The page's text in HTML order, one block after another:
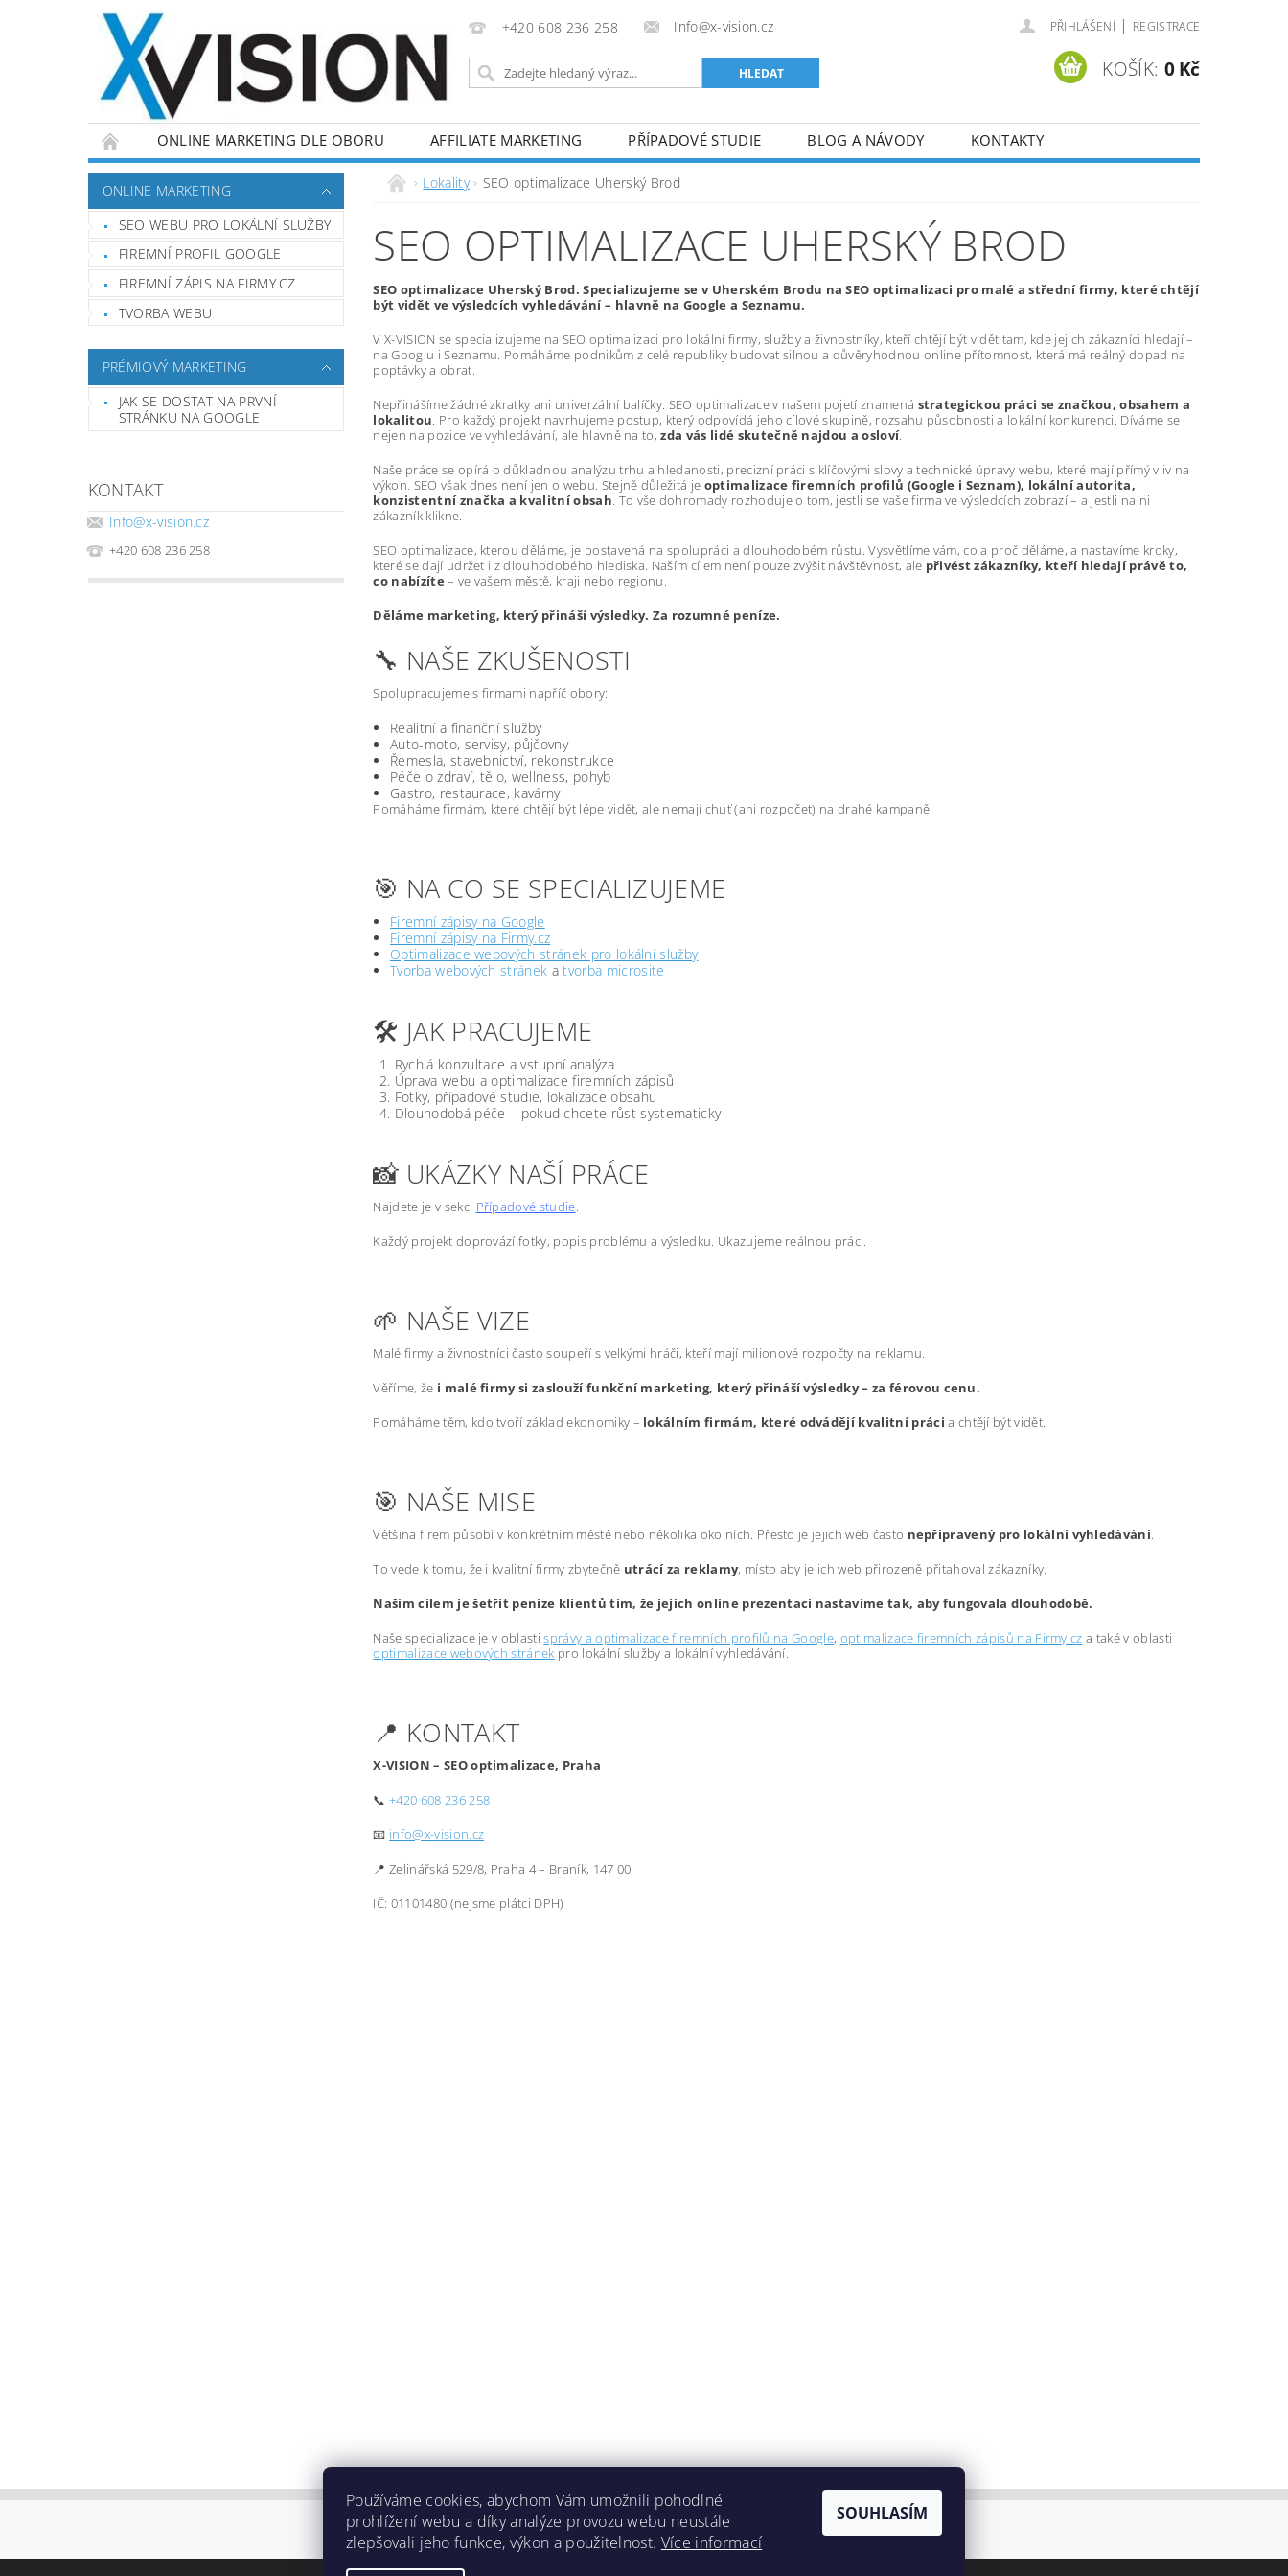
+420 608 236 258 Info@x-vision.cz PŘIHLÁŠENÍ | REGISTRACE
KOŠÍK: 0 Kč
ONLINE MARKETING DLE OBORU AFFILIATE MARKETING PŘÍPADOVÉ STUDIE BLOG A NÁVODY KONTAKTY
ONLINE MARKETING
SEO WEBU PRO LOKÁLNÍ SLUŽBY
FIREMNÍ PROFIL GOOGLE
FIREMNÍ ZÁPIS NA FIRMY.CZ
TVORBA WEBU
PRÉMIOVÝ MARKETING
JAK SE DOSTAT NA PRVNÍ
STRÁNKU NA GOOGLE
KONTAKT
Info@x-vision.cz
+420 608 236 258
Lokality SEO optimalizace Uherský Brod
SEO OPTIMALIZACE UHERSKÝ BROD
SEO optimalizace Uherský Brod. Specializujeme se v Uherském Brodu na SEO optimalizaci pro malé a střední firmy, které chtějí
být vidět ve výsledcích vyhledávání – hlavně na Google a Seznamu.
V X-VISION se specializujeme na SEO optimalizaci pro lokální firmy, služby a živnostníky, kteří chtějí být vidět tam, kde jejich zákazníci hledají –
na Googlu i Seznamu. Pomáháme podnikům z celé republiky budovat silnou a důvěryhodnou online přítomnost, která má reálný dopad na
poptávky a obrat.
Nepřinášíme žádné zkratky ani univerzální balíčky. SEO optimalizace v našem pojetí znamená strategickou práci se značkou, obsahem a
lokalitou. Pro každý projekt navrhujeme postup, který odpovídá jeho cílové skupině, rozsahu působnosti a lokální konkurenci. Díváme se
nejen na pozice ve vyhledávání, ale hlavně na to,zda vás lidé skutečně najdou a osloví.
Naše práce se opírá o důkladnou analýzu trhu a hledanosti, precizní práci s klíčovými slovy a technické úpravy webu, které mají přímý vliv na
výkon. SEO však dnes není jen o webu. Stejně důležitá je optimalizace firemních profilů (Google i Seznam), lokální autorita,
konzistentní značka a kvalitní obsah. To vše dohromady rozhoduje o tom, jestli se vaše firma ve výsledcích zobrazí – a jestli na ni
zákazník klikne.
SEO optimalizace, kterou děláme, je postavená na spolupráci a dlouhodobém růstu. Vysvětlíme vám, co a proč děláme, a nastavíme kroky,
které se dají udržet i z dlouhodobého hlediska. Naším cílem není pouze zvýšit návštěvnost, ale přivést zákazníky, kteří hledají právě to,
co nabízíte – ve vašem městě, kraji nebo regionu.
Děláme marketing, který přináší výsledky. Za rozumné peníze.
🔧 NAŠE ZKUŠENOSTI
Spolupracujeme s firmami napříč obory:
Realitní a finanční služby
Auto-moto, servisy, půjčovny
Řemesla, stavebnictví, rekonstrukce
Péče o zdraví, tělo, wellness, pohyb
Gastro, restaurace, kavárny
Pomáháme firmám, které chtějí být lépe vidět, ale nemají chuť (ani rozpočet) na drahé kampaně.
🎯 NA CO SE SPECIALIZUJEME
Firemní zápisy na Google
Firemní zápisy na Firmy.cz
Optimalizace webových stránek pro lokální služby
Tvorba webových stránek atvorba microsite
🛠️ JAK PRACUJEME
Rychlá konzultace a vstupní analýza
Úprava webu a optimalizace firemních zápisů
Fotky, případové studie, lokalizace obsahu
Dlouhodobá péče – pokud chcete růst systematicky
📸 UKÁZKY NAŠÍ PRÁCE
Najdete je v sekci Případové studie.
Každý projekt doprovází fotky, popis problému a výsledku. Ukazujeme reálnou práci.
🌱 NAŠE VIZE
Malé firmy a živnostníci často soupeří s velkými hráči, kteří mají milionové rozpočty na reklamu.
Věříme, že i malé firmy si zaslouží funkční marketing, který přináší výsledky – za férovou cenu.
Pomáháme těm, kdo tvoří základ ekonomiky – lokálním firmám, které odvádějí kvalitní práci a chtějí být vidět.
🎯 NAŠE MISE
Většina firem působí v konkrétním městě nebo několika okolních. Přesto je jejich web často nepřipravený pro lokální vyhledávání.
To vede k tomu, že i kvalitní firmy zbytečně utrácí za reklamy, místo aby jejich web přirozeně přitahoval zákazníky.
Naším cílem je šetřit peníze klientů tím, že jejich online prezentaci nastavíme tak, aby fungovala dlouhodobě.
Naše specializace je v oblastisprávy a optimalizace firemních profilů na Google, optimalizace firemních zápisů na Firmy.cz a také v oblasti
optimalizace webových stránek pro lokální služby a lokální vyhledávání.
📍 KONTAKT
X-VISION – SEO optimalizace, Praha
📞+420 608 236 258
📧 info@x-vision.cz
📍 Zelinářská 529/8, Praha 4 – Braník, 147 00
IČ: 01101480 (nejsme plátci DPH)
Lokality
Používáme cookies, abychom Vám umožnili pohodlné
prohlížení webu a díky analýze provozu webu neustále
zlepšovali jeho funkce, výkon a použitelnost. Více informací
SOUHLASÍM